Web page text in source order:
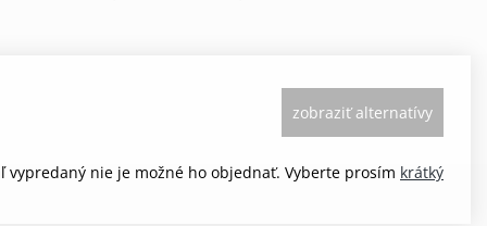
zobraziť alternatívy
vypredaný nie je možné ho objednať. Vyberte prosím krátký